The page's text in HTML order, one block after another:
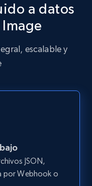
Collecting
Date
x
Date
a datos
escalable y
JSON,
por Webhook o